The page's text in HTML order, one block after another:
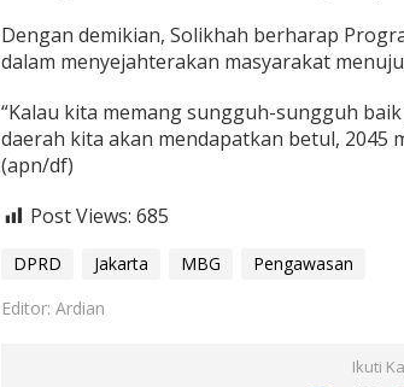
Dengan demikian, Solikhah berharap
dalam menyejahterakan masyarakat
“Kalau kita memang sungguh-sungguh
daerah kita akan mendapatkan betul, 2045
(apn/df)
Post Views: 685
DPRD Jakarta MBG
Pengawasan
Editor: Ardian
Ikuti